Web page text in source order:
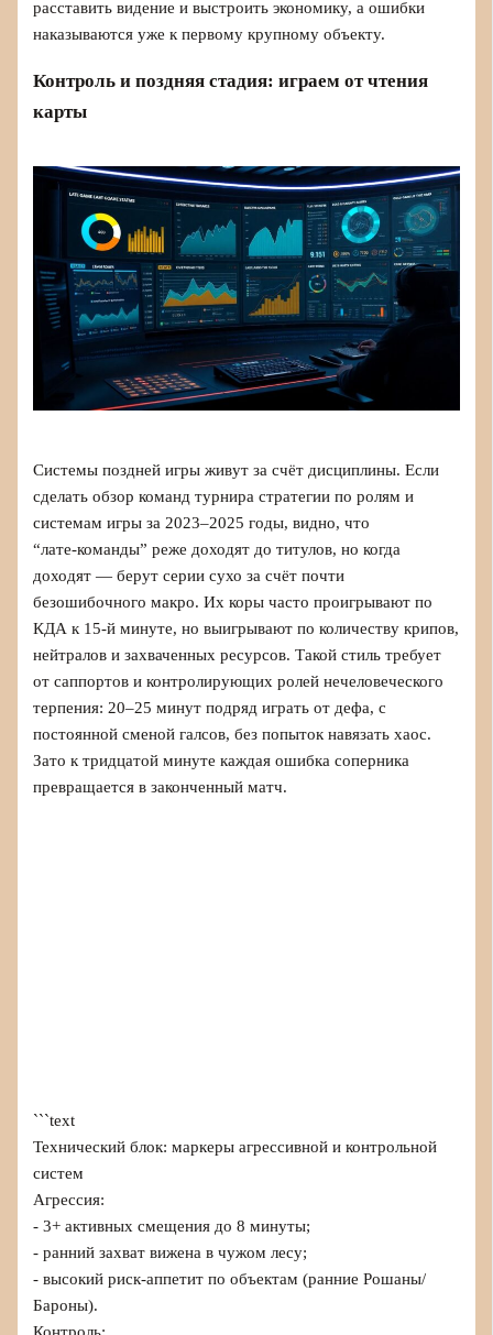
расставить видение и выстроить экономику, а ошибки
наказываются уже к первому крупному объекту.
Контроль и поздняя стадия: играем от чтения
карты
Системы поздней игры живут за счёт дисциплины. Если
сделать обзор команд турнира стратегии по ролям и
системам игры за 2023–2025 годы, видно, что
“лате‑команды” реже доходят до титулов, но когда
доходят — берут серии сухо за счёт почти
безошибочного макро. Их коры часто проигрывают по
КДА к 15‑й минуте, но выигрывают по количеству крипов,
нейтралов и захваченных ресурсов. Такой стиль требует
от саппортов и контролирующих ролей нечеловеческого
терпения: 20–25 минут подряд играть от дефа, с
постоянной сменой галсов, без попыток навязать хаос.
Зато к тридцатой минуте каждая ошибка соперника
превращается в законченный матч.
```text
Технический блок: маркеры агрессивной и контрольной
систем
Агрессия:
- 3+ активных смещения до 8 минуты;
- ранний захват вижена в чужом лесу;
- высокий риск-аппетит по объектам (ранние Рошаны/
Бароны).